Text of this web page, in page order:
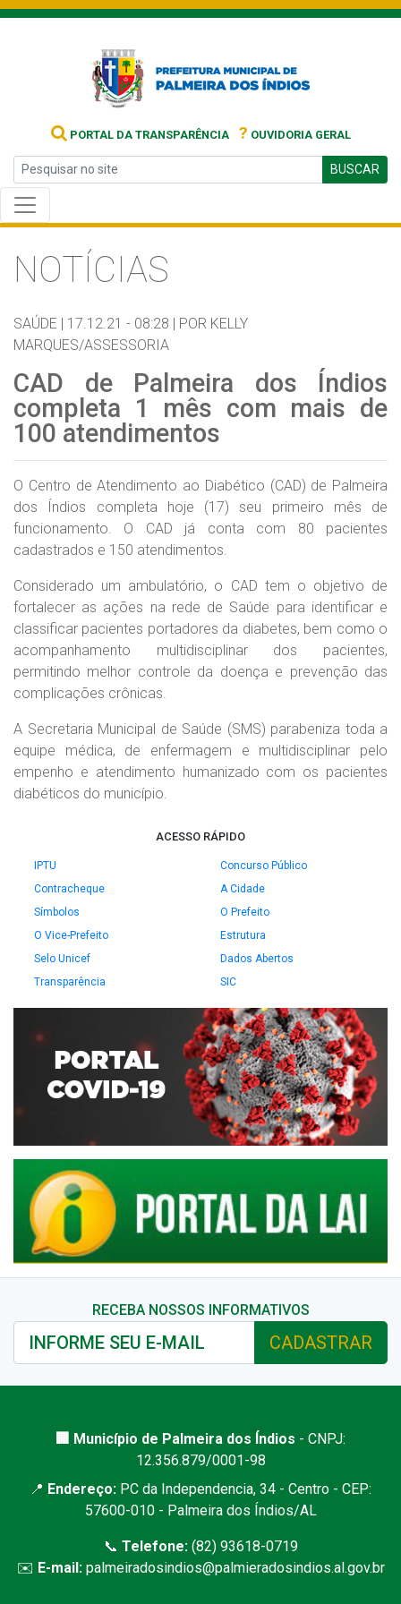
PORTAL DA TRANSPARÊNCIA ? OUVIDORIA GERAL
BUSCAR
NOTÍCIAS
SAÚDE | 17.12.21 - 08:28 | POR KELLY
MARQUES/ASSESSORIA
CAD de Palmeira dos Índios
completa 1 mês com mais de
100 atendimentos
O Centro de Atendimento ao Diabético (CAD) de Palmeira
dos Índios completa hoje (17) seu primeiro mês de
funcionamento. O CAD já conta com 80 pacientes
cadastrados e 150 atendimentos.
Considerado um ambulatório, o CAD tem o objetivo de
fortalecer as ações na rede de Saúde para identificar e
classificar pacientes portadores da diabetes, bem como o
acompanhamento multidisciplinar dos pacientes,
permitindo melhor controle da doença e prevenção das
complicações crônicas.
A Secretaria Municipal de Saúde (SMS) parabeniza toda a
equipe médica, de enfermagem e multidisciplinar pelo
empenho e atendimento humanizado com os pacientes
diabéticos do município.
ACESSO RÁPIDO
IPTU
Concurso Público
Contracheque
A Cidade
Símbolos
O Prefeito
O Vice-Prefeito
Estrutura
Selo Unicef
Dados Abertos
Transparência
SIC
RECEBA NOSSOS INFORMATIVOS
CADASTRAR
🏢 Município de Palmeira dos Índios - CNPJ:
12.356.879/0001-98
📍 Endereço: PC da Independencia, 34 - Centro - CEP:
57600-010 - Palmeira dos Índios/AL
📞 Telefone:(82) 93618-0719
✉️ E-mail: palmeiradosindios@palmieradosindios.al.gov.br